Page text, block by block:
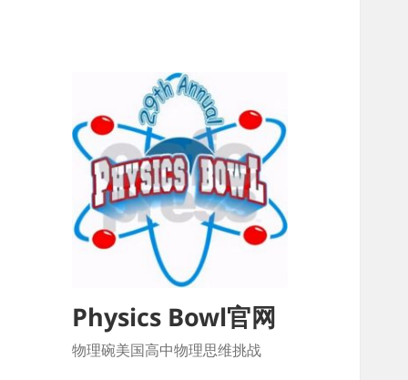
Physics Bowl官网
物理碗美国高中物理思维挑战